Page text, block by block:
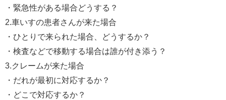
・緊急性がある場合どうする？
2.車いすの患者さんが来た場合
・ひとりで来られた場合、どうするか？
・検査などで移動する場合は誰が付き添う？
3.クレームが来た場合
・だれが最初に対応するか？
・どこで対応するか？